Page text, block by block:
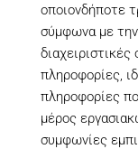
οποιονδήποτε
σύμφωνα με την
πληροφορίες,
πληροφορίες
μέρος
συμφωνίες